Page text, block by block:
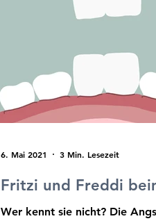
Fritzi und Freddi
Wer kennt sie nicht? Die
6. Mai 2021 3 Min. Lesezeit